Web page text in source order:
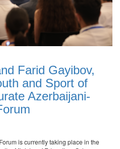
Farid Gayibov,
and Sport of
Azerbaijani-
is currently taking place in the